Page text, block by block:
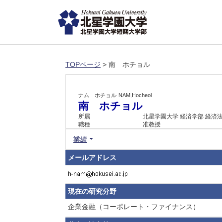
TOPページ > 南 ホチョル
ナム ホチョル NAM,Hocheol
南 ホチョル
所属
北星学園大学 経済学部 経済
職種
准教授
業績
メールアドレス
現在の研究分野
企業金融（コーポレート・ファイナンス）